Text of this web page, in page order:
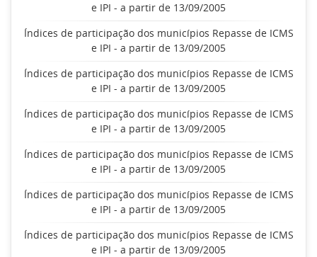
e IPI - a partir de 13/09/2005
Índices de participação dos municípios Repasse de ICMS
e IPI - a partir de 13/09/2005
Índices de participação dos municípios Repasse de ICMS
e IPI - a partir de 13/09/2005
Índices de participação dos municípios Repasse de ICMS
e IPI - a partir de 13/09/2005
Índices de participação dos municípios Repasse de ICMS
e IPI - a partir de 13/09/2005
Índices de participação dos municípios Repasse de ICMS
e IPI - a partir de 13/09/2005
Índices de participação dos municípios Repasse de ICMS
e IPI - a partir de 13/09/2005